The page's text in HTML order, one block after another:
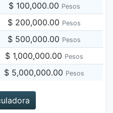
$ 100,000.00 Pesos
$ 200,000.00 Pesos
$ 500,000.00 Pesos
$ 1,000,000.00 Pesos
$ 5,000,000.00 Pesos